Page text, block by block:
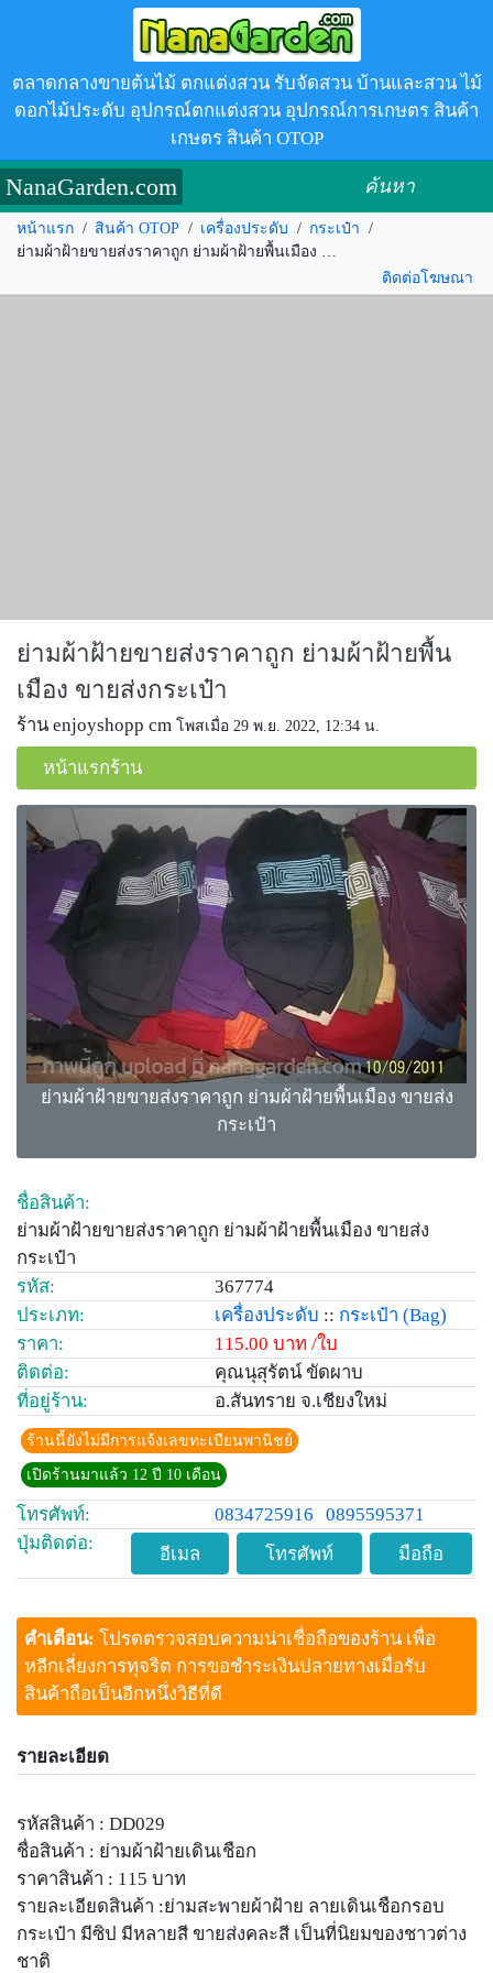
ตลาดกลางขายต้นไม้ ตกแต่งสวน รับจัดสวน บ้านและสวน ไม้
ดอกไม้ประดับ อุปกรณ์ตกแต่งสวน อุปกรณ์การเกษตร สินค้า
เกษตร สินค้า OTOP
NanaGarden.com ค้นหา
หน้าแรก / สินค้า OTOP / เครื่องประดับ / กระเป๋า /
ติดต่อโฆษณา
ย่ามผ้าฝ้ายขายส่งราคาถูก ย่ามผ้าฝ้ายพื้น
เมือง ขายส่งกระเป๋า
ร้าน enjoyshopp cm โพสเมื่อ 29 พ.ย. 2022, 12:34 น.
หน้าแรกร้าน
ย่ามผ้าฝ้ายขายส่งราคาถูก ย่ามผ้าฝ้ายพื้นเมือง ขายส่ง
กระเป๋า
ชื่อสินค้า:
ย่ามผ้าฝ้ายขายส่งราคาถูก ย่ามผ้าฝ้ายพื้นเมือง ขายส่ง
กระเป๋า
รหัส:
367774
ประเภท:
เครื่องประดับ :: กระเป๋า (Bag)
ราคา:
115.00 บาท /ใบ
ติดต่อ:
คุณนุสุรัตน์ ขัดผาบ
ที่อยู่ร้าน:
อ.สันทราย จ.เชียงใหม่
ร้านนี้ยังไม่มีการแจ้งเลขทะเบียนพานิชย์
เปิดร้านมาแล้ว 12 ปี 10 เดือน
โทรศัพท์: 0834725916
0895595371
ปุ่มติดต่อ:
อีเมล โทรศัพท์ มือถือ
คำเตือน: โปรดตรวจสอบความน่าเชื่อถือของร้าน เพื่อ
หลีกเลี่ยงการทุจริต การขอชำระเงินปลายทางเมื่อรับ
สินค้าถือเป็นอีกหนึ่งวิธีที่ดี
รายละเอียด
รหัสสินค้า : DD029
ชื่อสินค้า : ย่ามผ้าฝ้ายเดินเชือก
ราคาสินค้า : 115 บาท
รายละเอียดสินค้า :ย่ามสะพายผ้าฝ้าย ลายเดินเชือกรอบ
กระเป๋า มีซิป มีหลายสี ขายส่งคละสี เป็นที่นิยมของชาวต่าง
ชาติ